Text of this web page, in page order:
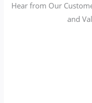
Hear from Our
and